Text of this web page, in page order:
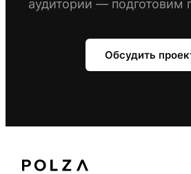
аудитории — подготовим
Обсудить